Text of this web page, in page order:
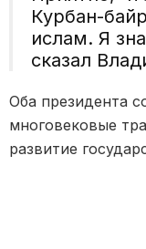
Курбан-
ислам. Я
сказал
Оба президента
многовековые
развитие